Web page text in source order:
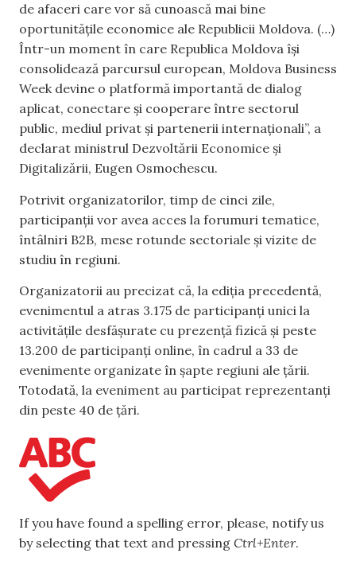
de afaceri care vor să cunoască mai bine
oportunitățile economice ale Republicii Moldova. (…)
Într-un moment în care Republica Moldova își
consolidează parcursul european, Moldova Business
Week devine o platformă importantă de dialog
aplicat, conectare și cooperare între sectorul
public, mediul privat și partenerii internaționali”, a
declarat ministrul Dezvoltării Economice și
Digitalizării, Eugen Osmochescu.
Potrivit organizatorilor, timp de cinci zile,
participanții vor avea acces la forumuri tematice,
întâlniri B2B, mese rotunde sectoriale și vizite de
studiu în regiuni.
Organizatorii au precizat că, la ediția precedentă,
evenimentul a atras 3.175 de participanți unici la
activitățile desfășurate cu prezență fizică și peste
13.200 de participanți online, în cadrul a 33 de
evenimente organizate în șapte regiuni ale țării.
Totodată, la eveniment au participat reprezentanți
din peste 40 de țări.
If you have found a spelling error, please, notify us
by selecting that text and pressing Ctrl+Enter.